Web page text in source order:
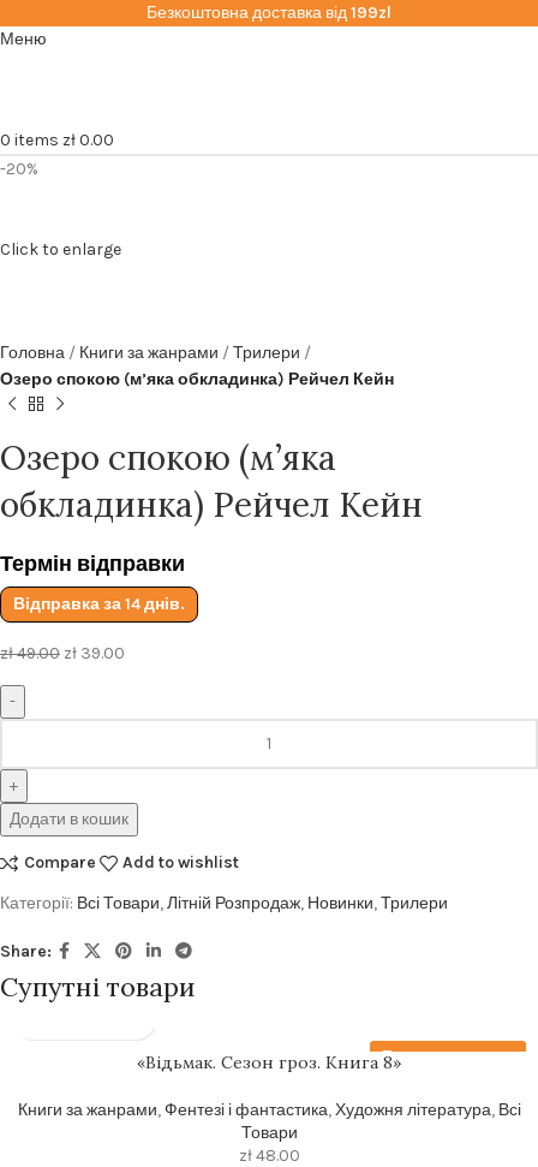
Безкоштовна доставка від199zl
Меню
0 items zł0.00
-20%
Click to enlarge
Головна Книги за жанрами
Трилери
Озеро спокою (м’яка обкладинка) Рейчел Кейн
Озеро спокою (м’яка
обкладинка) Рейчел Кейн
Термін відправки
Відправка за 14 днів.
zł49.00 zł 39.00
Додати в кошик
Compare
Add to wishlist
Категорії: Всі Товари,Літній Розпродаж, Новинки,Трилери
Share:
Супутні товари
Передзамовлення
«Відьмак. Сезон гроз. Книга 8»
Книги за жанрами,Фентезі і фантастика,Художня література, Всі
Товари
zł48.00